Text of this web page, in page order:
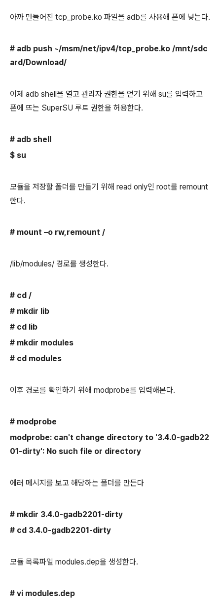
아까 만들어진 tcp_probe.ko 파일을 adb를 사용해 폰에 넣는다.
# adb push ~/msm/net/ipv4/tcp_probe.ko /mnt/sdc
ard/Download/
이제 adb shell을 열고 관리자 권한을 얻기 위해 su를 입력하고
폰에 뜨는 SuperSU 루트 권한을 허용한다.
# adb shell
$ su
모듈을 저장할 폴더를 만들기 위해 read only인 root를 remount
한다.
# mount –o rw,remount /
/lib/modules/ 경로를 생성한다.
# cd /
# mkdir lib
# cd lib
# mkdir modules
# cd modules
이후 경로를 확인하기 위해 modprobe를 입력해본다.
# modprobe
modprobe: can't change directory to '3.4.0-gadb22
01-dirty': No such file or directory
에러 메시지를 보고 해당하는 폴더를 만든다
# mkdir 3.4.0-gadb2201-dirty
# cd 3.4.0-gadb2201-dirty
모듈 목록파일 modules.dep을 생성한다.
# vi modules.dep